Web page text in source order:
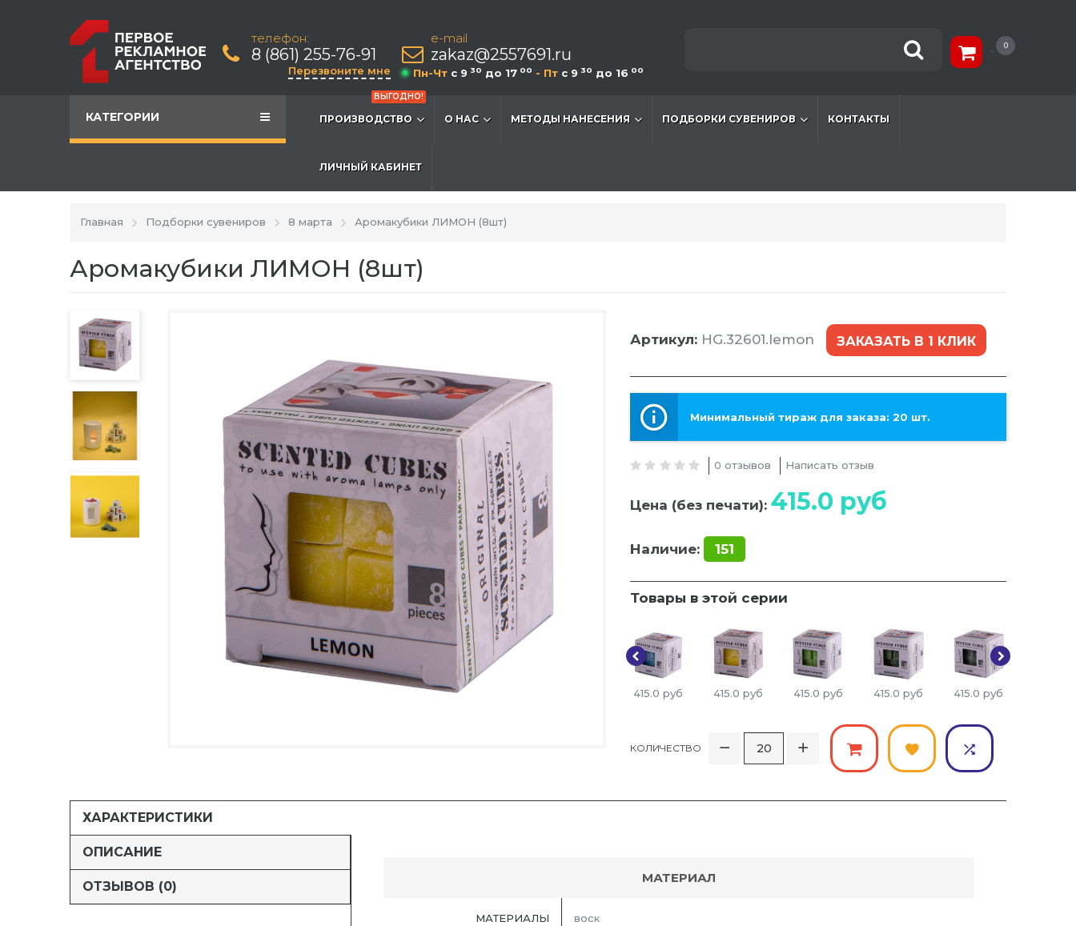
телефон:
8 (861) 255-76-91
Перезвоните мне
e-mail
zakaz@2557691.ru
Пн-Чт c 9 30 до 17 00 - Пт c 9 30 до 16 00
0
КАТЕГОРИИ
ВЫГОДНО!
ПРОИЗВОДСТВО О НАС МЕТОДЫ НАНЕСЕНИЯ ПОДБОРКИ СУВЕНИРОВ КОНТАКТЫ
ЛИЧНЫЙ КАБИНЕТ
Главная Подборки сувениров 8 марта Аромакубики ЛИМОН (8шт)
Аромакубики ЛИМОН (8шт)
Артикул: HG.32601.lemon ЗАКАЗАТЬ В 1 КЛИК
Минимальный тираж для заказа: 20 шт.
0 отзывов Написать отзыв
Цена (без печати): 415.0 руб
Наличие: 151
Товары в этой серии
415.0 руб 415.0 руб 415.0 руб 415.0 руб 415.0 руб
КОЛИЧЕСТВО
ХАРАКТЕРИСТИКИ
ОПИСАНИЕ
ОТЗЫВОВ (0)
МАТЕРИАЛ
МАТЕРИАЛЫ воск